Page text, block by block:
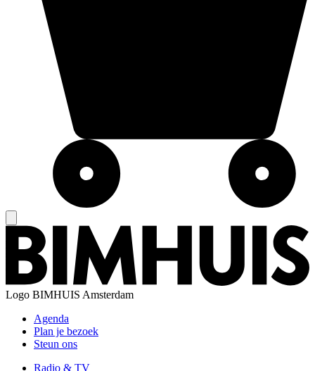
Logo BIMHUIS Amsterdam
Agenda
Plan je bezoek
Steun ons
Radio & TV